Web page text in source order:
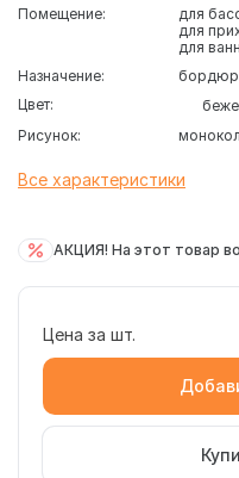
Помещение:
для
для
для
Назначение:
бордюр
Цвет:
Рисунок:
Все характеристики
АКЦИЯ! На этот товар
Цена за шт.